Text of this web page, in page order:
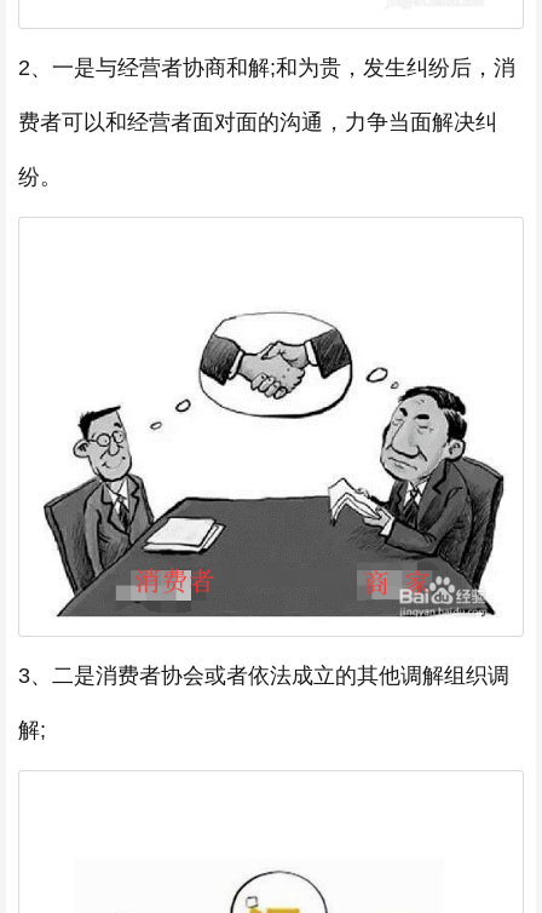
2、一是与经营者协商和解;和为贵，发生纠纷后，消
费者可以和经营者面对面的沟通，力争当面解决纠
纷。
3、二是消费者协会或者依法成立的其他调解组织调
解;